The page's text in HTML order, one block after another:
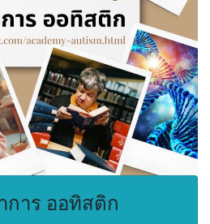
การ ออทิสติก